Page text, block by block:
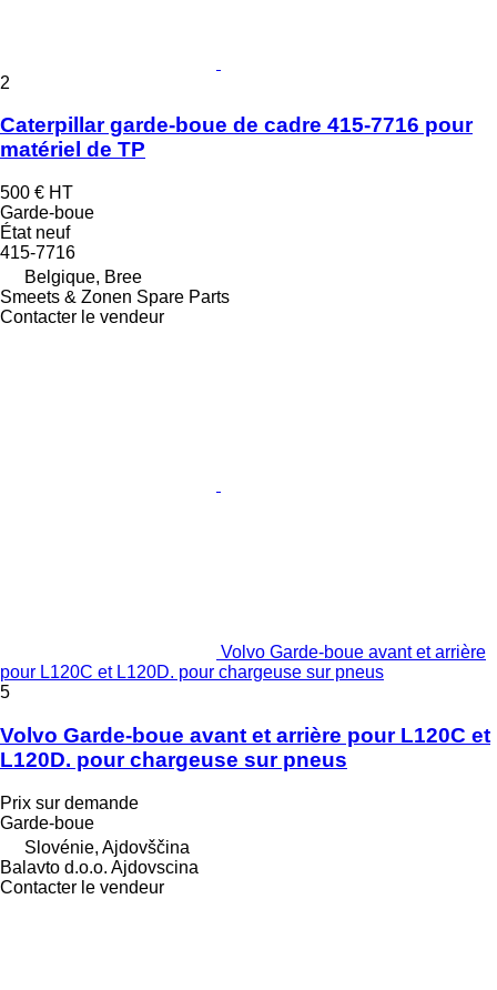
2
Caterpillar garde-boue de cadre 415-7716 pour
matériel de TP
500 € HT
Garde-boue
Étatneuf
415-7716
Belgique, Bree
Smeets & Zonen Spare Parts
Contacter le vendeur
Volvo Garde-boue avant et arrière
pour L120C et L120D. pour chargeuse sur pneus
5
Volvo Garde-boue avant et arrière pour L120C et
L120D. pour chargeuse sur pneus
Prix sur demande
Garde-boue
Slovénie, Ajdovščina
Balavto d.o.o. Ajdovscina
Contacter le vendeur